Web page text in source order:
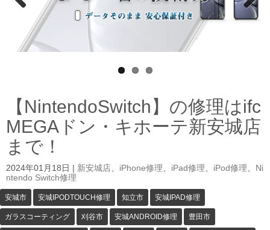
Next
【NintendoSwitch】の修理はifc
MEGAドン・キホーテ新安城店
まで！
2024年01月18日 新安城店 iPhone修理 iPad修理 iPod修理
Ni
ntendo Switch修理
安城市 安城IPODTOUCH修理 知立市 安城IPAD修理
ガラスコーティング 刈谷市 安城ANDROID修理 豊田市